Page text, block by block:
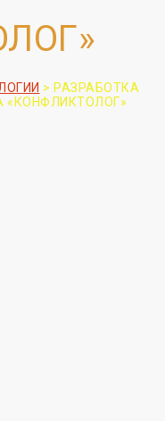
> РАЗРАБОТКА
«КОНФЛИКТОЛОГ»